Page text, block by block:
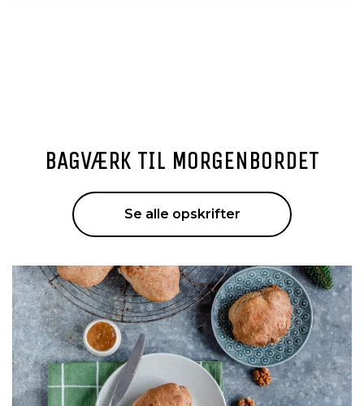
BAGVÆRK TIL MORGENBORDET
Se alle opskrifter